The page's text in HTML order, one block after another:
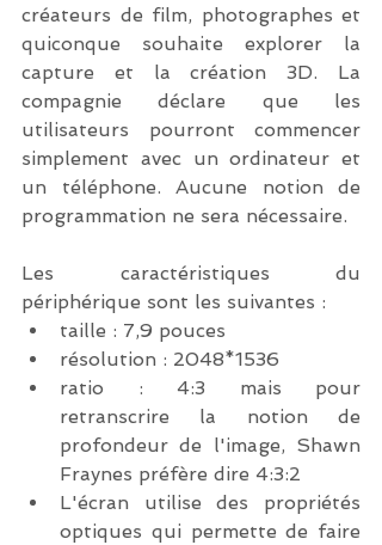
créateurs de film, photographes et
quiconque souhaite explorer la
capture et la création 3D. La
compagnie déclare que les
utilisateurs pourront commencer
simplement avec un ordinateur et
un téléphone. Aucune notion de
programmation ne sera nécessaire.
Les caractéristiques du
périphérique sont les suivantes :
taille : 7,9 pouces
résolution : 2048*1536
ratio : 4:3 mais pour
retranscrire la notion de
profondeur de l'image, Shawn
Fraynes préfère dire 4:3:2
L'écran utilise des propriétés
optiques qui permette de faire